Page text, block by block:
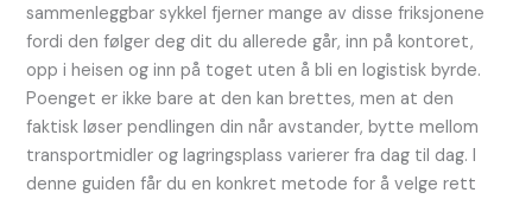
sammenleggbar sykkel fjerner mange av disse friksjonene
fordi den følger deg dit du allerede går, inn på kontoret,
opp i heisen og inn på toget uten å bli en logistisk byrde.
Poenget er ikke bare at den kan brettes, men at den
faktisk løser pendlingen din når avstander, bytte mellom
transportmidler og lagringsplass varierer fra dag til dag. I
denne guiden får du en konkret metode for å velge rett